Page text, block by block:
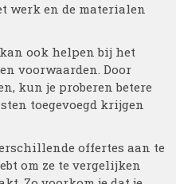
werk en de materialen
ook helpen bij het
voorwaarden. Door
kun je proberen betere
toegevoegd krijgen
offertes aan te
om ze te vergelijken